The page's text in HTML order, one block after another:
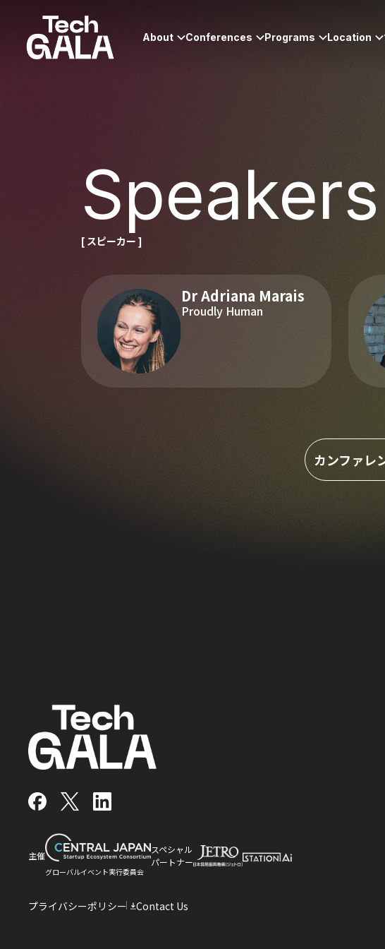
Speakers
[ スピーカー ]
Dr Adriana Marais
Proudly Human
カンファレ
facebook
主催
グローバルイベント実行委員会
スペシャル
パートナー
プライバシーポリシー Contact Us
About Conferences Programs Location